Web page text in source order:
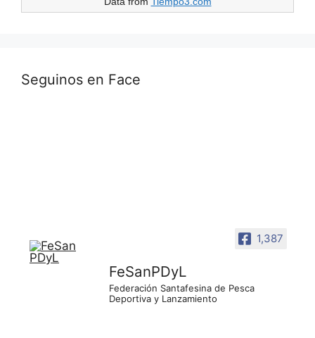
Seguinos en Face
1,387
FeSanPDyL
Federación Santafesina de Pesca
Deportiva y Lanzamiento